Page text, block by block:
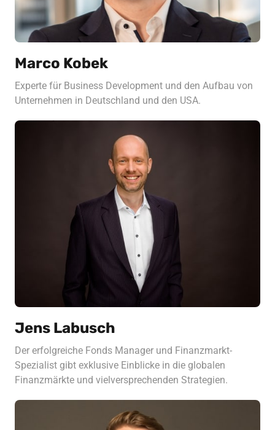
Marco Kobek
Experte für Business Development und den Aufbau von
Unternehmen in Deutschland und den USA.
Jens Labusch
Der erfolgreiche Fonds Manager und Finanzmarkt-
Spezialist gibt exklusive Einblicke in die globalen
Finanzmärkte und vielversprechenden Strategien.